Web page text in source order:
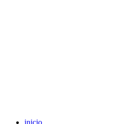
inicio